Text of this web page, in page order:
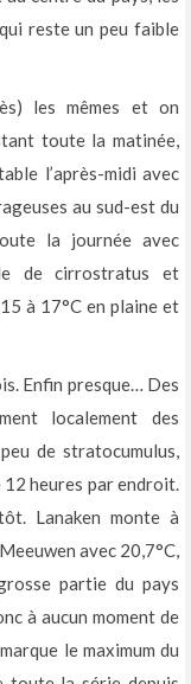
reste un peu faible
les mêmes et on
toute la matinée,
l’après-midi avec
au sud-est du
la journée avec
de cirrostratus et
à 17°C en plaine et
Enfin presque… Des
localement des
de stratocumulus,
heures par endroit.
Lanaken monte à
avec 20,7°C,
partie du pays
à aucun moment de
le maximum du